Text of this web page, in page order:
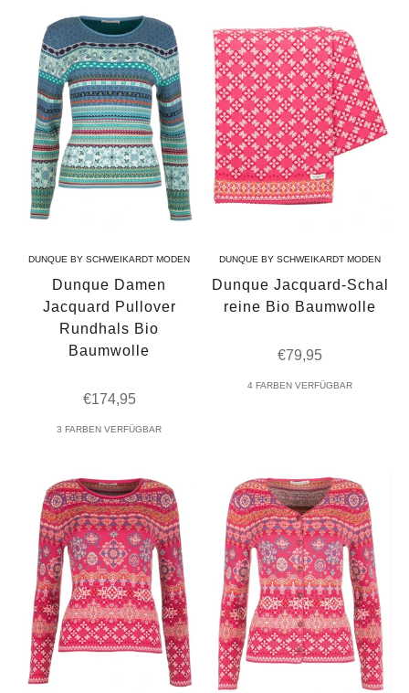
DUNQUE BY SCHWEIKARDT MODEN
Dunque Damen
Jacquard Pullover
Rundhals Bio
Baumwolle
Angebot
€174,95
3 FARBEN VERFÜGBAR
DUNQUE BY SCHWEIKARDT MODEN
Dunque Jacquard-Schal
reine Bio Baumwolle
Angebot
€79,95
4 FARBEN VERFÜGBAR